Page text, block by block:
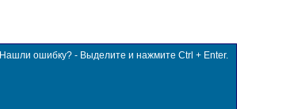
Нашли ошибку? - Выделите и нажмите Ctrl + Enter.